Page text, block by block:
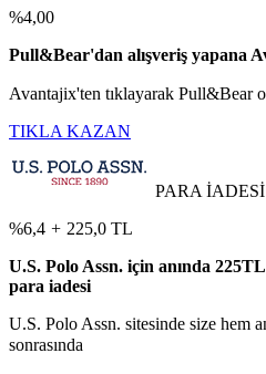
%4,00
Pull&Bear'dan alışveriş yapana
Avantajix'ten tıklayarak Pull&Bear
TIKLA KAZAN
PARA
%6,4 + 225,0 TL
U.S. Polo Assn. için anında
para iadesi
U.S. Polo Assn. sitesinde size hem
sonrasında